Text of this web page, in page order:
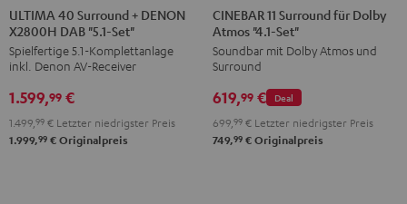
40
Surround
+
DENON
X2800H
DAB
"5.1-
40
Surround
+
DENON
X2800H
DAB
"5.1-
ULTIMA 40 Surround + DENON
X2800H DAB "5.1-Set"
Spielfertige 5.1-Komplettanlage
inkl. Denon AV-Receiver
1.599,99 €
1.499, 99 € Letzter niedrigster Preis
1.999,99 € Originalpreis
11
Surround
für
Dolby
Atmos
"4.1-
Set"
11
Surround
für
Dolby
Atmos
"4.1-
Set"
CINEBAR 11 Surround für Dolby
Atmos "4.1-Set"
Soundbar mit Dolby Atmos und
Surround
Deal
619,99 €
699, 99 € Letzter niedrigster Preis
749,99 € Originalpreis